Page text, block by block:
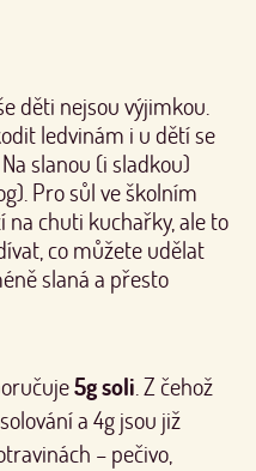
děti nejsou výjimkou.
ledvinám i u dětí se
slanou (i sladkou)
Pro sůl ve školním
na chuti kuchařky, ale to
co můžete udělat
slaná a přesto
5g soli. Z čehož
a 4g jsou již
– pečivo,